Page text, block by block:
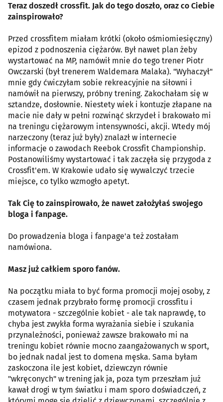
Teraz doszedł crossfit. Jak do tego doszło, oraz co Ciebie
zainspirowało?
Przed crossfitem miałam krótki (około ośmiomiesięczny)
epizod z podnoszenia ciężarów. Był nawet plan żeby
wystartować na MP, namówił mnie do tego trener Piotr
Owczarski (był trenerem Waldemara Malaka). "Wyhaczył"
mnie gdy ćwiczyłam sobie rekreacyjnie na siłowni i
namówił na pierwszy, próbny trening. Zakochałam się w
sztandze, dosłownie. Niestety wiek i kontuzje złapane na
macie nie dały w pełni rozwinąć skrzydeł i brakowało mi
na treningu ciężarowym intensywności, akcji. Wtedy mój
narzeczony (teraz już były) znalazł w internecie
informacje o zawodach Reebok Crossfit Championship.
Postanowiliśmy wystartować i tak zaczęła się przygoda z
Crossfit'em. W Krakowie udało się wywalczyć trzecie
miejsce, co tylko wzmogło apetyt.
Tak Cię to zainspirowało, że nawet założyłaś swojego
bloga i fanpage.
Do prowadzenia bloga i fanpage'a też zostałam
namówiona.
Masz już całkiem sporo fanów.
Na początku miała to być forma promocji mojej osoby, z
czasem jednak przybrało formę promocji crossfitu i
motywatora - szczególnie kobiet - ale tak naprawdę, to
chyba jest zwykła forma wyrażania siebie i szukania
przynależności, ponieważ zawsze brakowało mi na
treningu kobiet równie mocno zaangażowanych w sport,
bo jednak nadal jest to domena męska. Sama byłam
zaskoczona ile jest kobiet, dziewczyn równie
"wkręconych" w trening jak ja, poza tym przeszłam już
kawał drogi w tym światku i mam sporo doświadczeń, z